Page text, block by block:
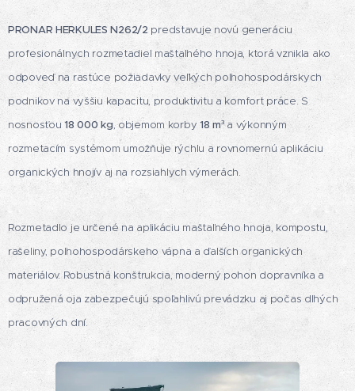
PRONAR HERKULES N262/2predstavuje novú generáciu
profesionálnych rozmetadiel maštaľného hnoja, ktorá vznikla ako
odpoveď na rastúce požiadavky veľkých poľnohospodárskych
podnikov na vyššiu kapacitu, produktivitu a komfort práce. S
nosnosťou18 000 kg, objemom korby18 m³a výkonným
rozmetacím systémom umožňuje rýchlu a rovnomernú aplikáciu
organických hnojív aj na rozsiahlych výmerách.
Rozmetadlo je určené na aplikáciu maštaľného hnoja, kompostu,
rašeliny, poľnohospodárskeho vápna a ďalších organických
materiálov. Robustná konštrukcia, moderný pohon dopravníka a
odpružená oja zabezpečujú spoľahlivú prevádzku aj počas dlhých
pracovných dní.